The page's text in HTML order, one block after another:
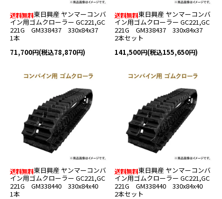
東日興産 ヤンマーコンバ
イン用ゴムクローラー GC221,GC
221G GM338437 330x84x37
1本
71,700円(税込78,870円)
東日興産 ヤンマーコンバ
イン用ゴムクローラー GC221,GC
221G GM338437 330x84x37
2本セット
141,500円(税込155,650円)
東日興産 ヤンマーコンバ
イン用ゴムクローラー GC221,GC
221G GM338440 330x84x40
1本
東日興産 ヤンマーコンバ
イン用ゴムクローラー GC221,GC
221G GM338440 330x84x40
2本セット